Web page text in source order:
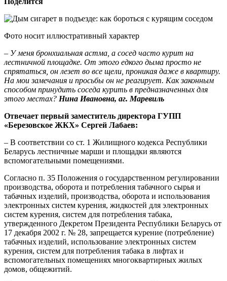
Фото носит иллюстративный характер
– У меня бронхиальная астма, а сосед часто курит на
лестничной площадке. От этого едкого дыма просто не
спрятаться, он лезет во все щели, проникая даже в квартиру.
На мои замечания и просьбы он не реагирует. Как законным
способом принудить соседа курить в предназначенных для
этого местах? Нина Ивановна, аг. Маревиль
Отвечает первый заместитель директора ГУПП
«Березовское ЖКХ» Сергей Лабаев:
– В соответствии со ст. 1 Жилищного кодекса Республики
Беларусь лестничные марши и площадки являются
вспомогательными помещениями.
Согласно п. 35 Положения о государственном регулировании
производства, оборота и потребления табачного сырья и
табачных изделий, производства, оборота и использования
электронных систем курения, жидкостей для электронных
систем курения, систем для потребления табака,
утвержденного Декретом Президента Республики Беларусь от
17 декабря 2002 г. № 28, запрещается курение (потребление)
табачных изделий, использование электронных систем
курения, систем для потребления табака в лифтах и
вспомогательных помещениях многоквартирных жилых
домов, общежитий.